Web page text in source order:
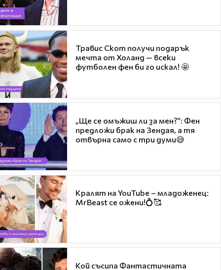
Травис Скот получи подарък
мечта от Холанд — всеки
футболен фен би го искал! 🤩
„Ще се омъжиш ли за мен?“: Фен
предложи брак на Зендая, а тя
отвърна само с три думи😅
Кралят на YouTube – младоженец:
MrBeast се ожени!💍🥰
Кой съсипа Фантастичната